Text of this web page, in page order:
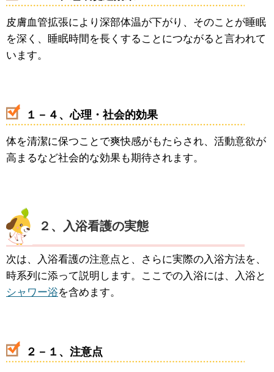
皮膚血管拡張により深部体温が下がり、そのことが睡眠
を深く、睡眠時間を長くすることにつながると言われて
います。
１－４、心理・社会的効果
体を清潔に保つことで爽快感がもたらされ、活動意欲が
高まるなど社会的な効果も期待されます。
２、入浴看護の実態
次は、入浴看護の注意点と、さらに実際の入浴方法を、
時系列に添って説明します。ここでの入浴には、入浴と
シャワー浴を含めます。
２－１、注意点